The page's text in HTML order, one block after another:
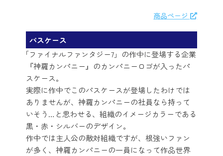
商品ページ
パスケース
「ファイナルファンタジー7」の作中に登場する企業
『神羅カンパニー』のカンパニーロゴが入ったパ
スケース。
実際に作中でこのパスケースが登場したわけでは
ありませんが、神羅カンパニーの社員なら持って
いそう…と思わせる、組織のイメージカラーである
黒・赤・シルバーのデザイン。
作中では主人公の敵対組織ですが、根強いファン
が多く、神羅カンパニーの一員になって作品世界